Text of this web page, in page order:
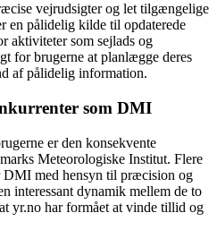
vejrudsigter og let tilgængelige
en pålidelig kilde til opdaterede
aktiviteter som sejlads og
for brugerne at planlægge deres
af pålidelig information.
som DMI
er den konsekvente
Meteorologiske Institut. Flere
DMI med hensyn til præcision og
interessant dynamik mellem de to
yr.no har formået at vinde tillid og